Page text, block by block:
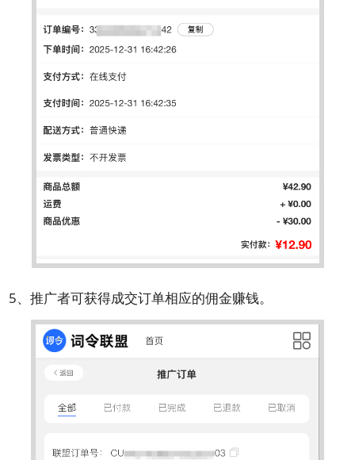
5、推广者可获得成交订单相应的佣金赚钱。